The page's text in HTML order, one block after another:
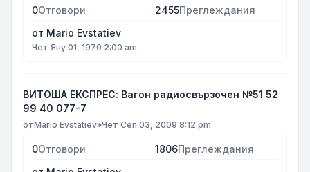
0Отговори 2455Преглеждания
от Mario Evstatiev
Чет Яну 01, 1970 2:00 am
ВИТОША ЕКСПРЕС: Вагон радиосвързочен №51 52
99 40 077-7
отMario Evstatiev»Чет Сеп 03, 2009 8:12 pm
0Отговори 1806Преглеждания